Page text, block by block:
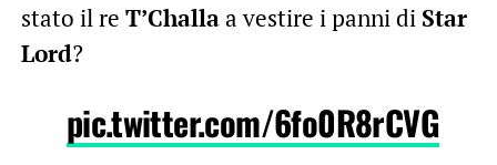
stato il re T’Challaa vestire i panni di Star
Lord?
pic.twitter.com/6fo0R8rCVG